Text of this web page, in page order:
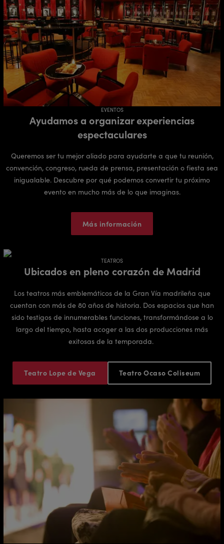
EVENTOS
Ayudamos a organizar experiencias
espectaculares
Queremos ser tu mejor aliado para ayudarte a que tu reunión,
convención, congreso, rueda de prensa, presentación o fiesta sea
inigualable. Descubre por qué podemos convertir tu próximo
evento en mucho más de lo que imaginas.
Más información
TEATROS
Ubicados en pleno corazón de Madrid
Los teatros más emblemáticos de la Gran Vía madrileña que
cuentan con más de 80 años de historia. Dos espacios que han
sido testigos de innumerables funciones, transformándose a lo
largo del tiempo, hasta acoger a las dos producciones más
exitosas de la temporada.
Teatro Lope de Vega Teatro Ocaso Coliseum